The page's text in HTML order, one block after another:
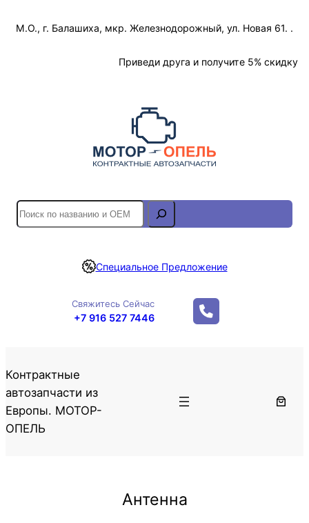
М.О., г. Балашиха, мкр. Железнодорожный, ул. Новая 61. .
Приведи друга и получите 5% скидку
S
e
r
Специальное Предложение
Свяжитесь Сейчас
+7 916 527 7446
Контрактные
автозапчасти из
Европы. МОТОР-
ОПЕЛЬ
Антенна